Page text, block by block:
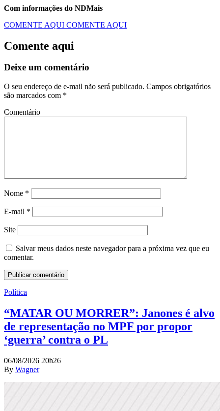
Com informações do NDMais
COMENTE AQUI COMENTE AQUI
Comente aqui
Deixe um comentário
O seu endereço de e-mail não será publicado. Campos obrigatórios
são marcados com *
Comentário
Nome *
E-mail *
Site
Salvar meus dados neste navegador para a próxima vez que eu
comentar.
Política
“MATAR OU MORRER”: Janones é alvo
de representação no MPF por propor
‘guerra’ contra o PL
06/08/2026 20h26
By Wagner